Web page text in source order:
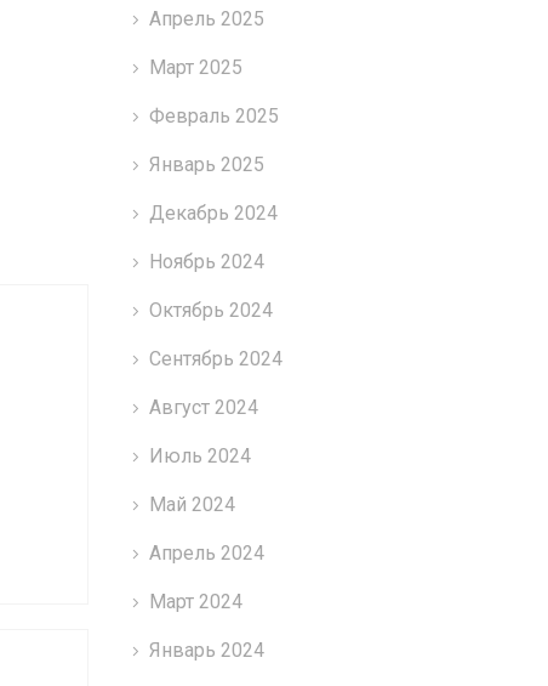
Апрель 2025
Март 2025
Февраль 2025
Январь 2025
Декабрь 2024
Ноябрь 2024
Октябрь 2024
Сентябрь 2024
Август 2024
Июль 2024
Май 2024
Апрель 2024
Март 2024
Январь 2024